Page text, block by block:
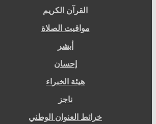
القرآن الكريم
مواقيت الصلاة
أبشر
إحسان
هيئة الخبراء
ناجز
خرائط العنوان الوطني